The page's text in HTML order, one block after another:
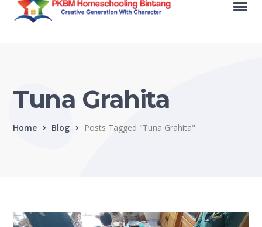
Tuna Grahita
Home Blog Posts Tagged "Tuna Grahita"